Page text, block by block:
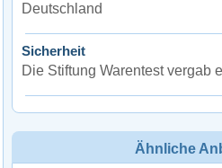
Deutschland
Sicherheit
Die Stiftung Warentest vergab
Ähnliche